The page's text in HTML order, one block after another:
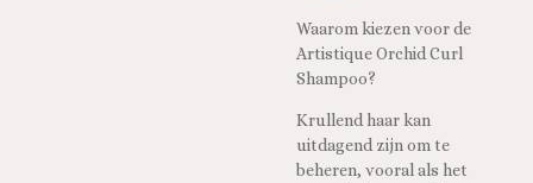
Waarom kiezen voor de
Artistique Orchid Curl
Shampoo?
Krullend haar kan
uitdagend zijn om te
beheren, vooral als het